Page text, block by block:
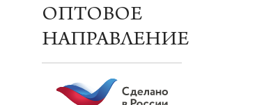
ОПТОВОЕ
НАПРАВЛЕНИЕ